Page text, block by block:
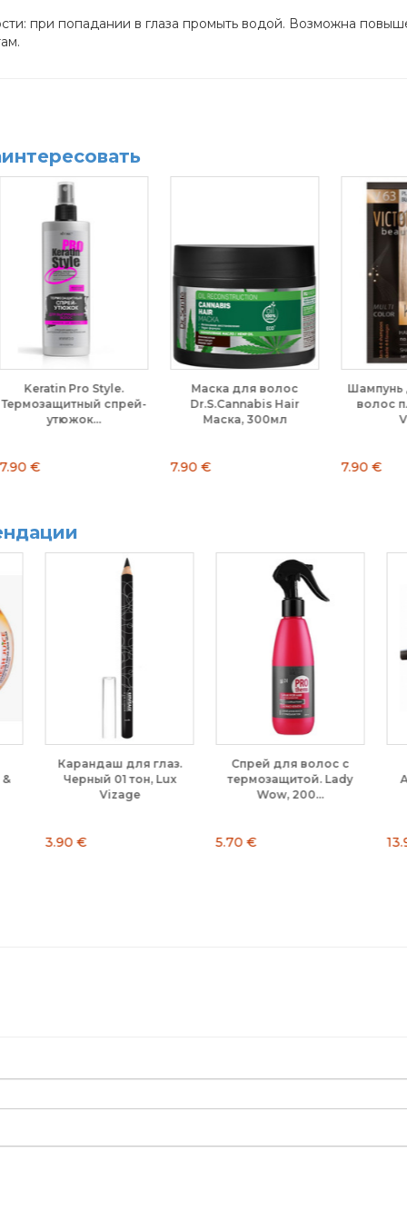
при попадании в глаза промыть водой. Возможна
Шампунь для окраски
волос платиновый
Шампунь сухой Volume.
Shelley, 200 мл
Тушь для ресниц
Amore. Мега эффект
пышных,...
13.90 €
Крем-бальзам для ног
с противогрибковой...
2.80 €